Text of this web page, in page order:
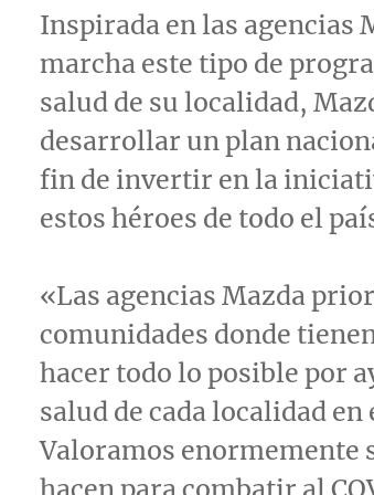
Inspirada en las agencias
marcha este tipo de
salud de su localidad,
desarrollar un plan
fin de invertir en la
estos héroes de todo el
«Las agencias Mazda
comunidades donde
hacer todo lo posible por
salud de cada localidad
Valoramos enormemente